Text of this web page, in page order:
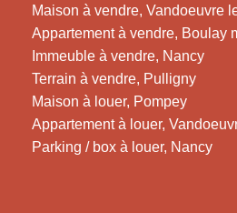
Maison à vendre, Vandoeuvre
Appartement à vendre, Boulay
Immeuble à vendre, Nancy
Terrain à vendre, Pulligny
Maison à louer, Pompey
Appartement à louer,
Parking / box à louer, Nancy